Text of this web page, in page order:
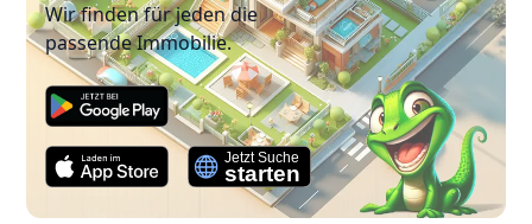
Wir finden für jeden die
passende Immobilie.